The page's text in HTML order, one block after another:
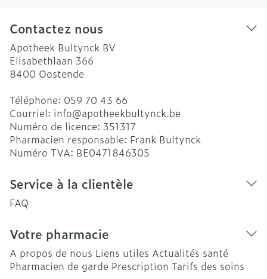
Contactez nous
Apotheek Bultynck BV
Elisabethlaan 366
8400 Oostende
Téléphone: 059 70 43 66
Courriel: info@apotheekbultynck.be
Numéro de licence: 351317
Pharmacien responsable: Frank Bultynck
Numéro TVA: BE0471846305
Service à la clientèle
FAQ
Votre pharmacie
A propos de nous Liens utiles Actualités santé
Pharmacien de garde Prescription Tarifs des soins